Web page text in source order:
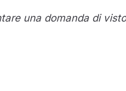
una domanda di